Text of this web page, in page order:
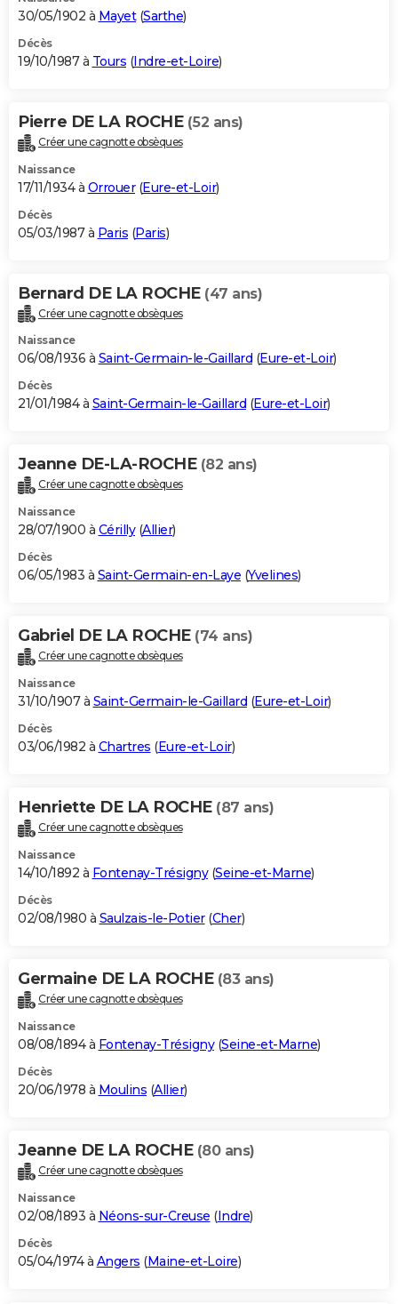
30/05/1902 à Mayet(Sarthe)
Décès
19/10/1987 à Tours (Indre-et-Loire)
Pierre DE LA ROCHE (52 ans)
Créer une cagnotte obsèques
Naissance
17/11/1934 à Orrouer(Eure-et-Loir)
Décès
05/03/1987 à Paris (Paris)
Bernard DE LA ROCHE (47 ans)
Créer une cagnotte obsèques
Naissance
06/08/1936 à Saint-Germain-le-Gaillard (Eure-et-Loir)
Décès
21/01/1984 à Saint-Germain-le-Gaillard (Eure-et-Loir)
Jeanne DE-LA-ROCHE (82 ans)
Créer une cagnotte obsèques
Naissance
28/07/1900 à Cérilly(Allier)
Décès
06/05/1983 à Saint-Germain-en-Laye (Yvelines)
Gabriel DE LA ROCHE (74 ans)
Créer une cagnotte obsèques
Naissance
31/10/1907 à Saint-Germain-le-Gaillard (Eure-et-Loir)
Décès
03/06/1982 à Chartres (Eure-et-Loir)
Henriette DE LA ROCHE (87 ans)
Créer une cagnotte obsèques
Naissance
14/10/1892 à Fontenay-Trésigny(Seine-et-Marne)
Décès
02/08/1980 à Saulzais-le-Potier(Cher)
Germaine DE LA ROCHE (83 ans)
Créer une cagnotte obsèques
Naissance
08/08/1894 à Fontenay-Trésigny(Seine-et-Marne)
Décès
20/06/1978 à Moulins (Allier)
Jeanne DE LA ROCHE (80 ans)
Créer une cagnotte obsèques
Naissance
02/08/1893 à Néons-sur-Creuse (Indre)
Décès
05/04/1974 à Angers (Maine-et-Loire)